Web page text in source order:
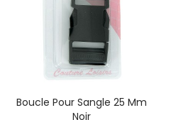
Boucle Pour Sangle 25 Mm
Noir